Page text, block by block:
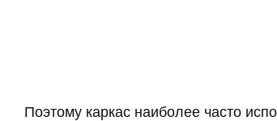
Поэтому каркас наиболее часто